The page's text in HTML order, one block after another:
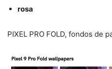
rosa
PIXEL PRO FOLD, fondos de